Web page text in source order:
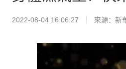
2022-08-04 16:06:27 來源： 新